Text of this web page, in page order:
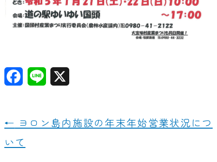
F
e
b
Li
e
X
← ヨロン島内施設の年末年始営業状況につ
いて